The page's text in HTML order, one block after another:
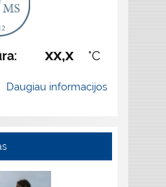
xx,x °C
Daugiau informacijos